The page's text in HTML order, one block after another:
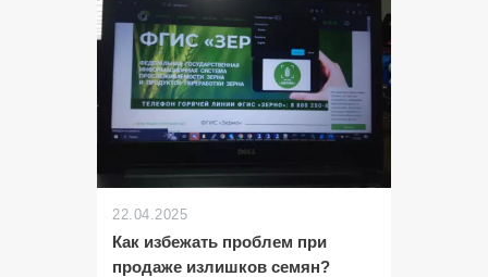
22.04.2025
Как избежать проблем при
продаже излишков семян?